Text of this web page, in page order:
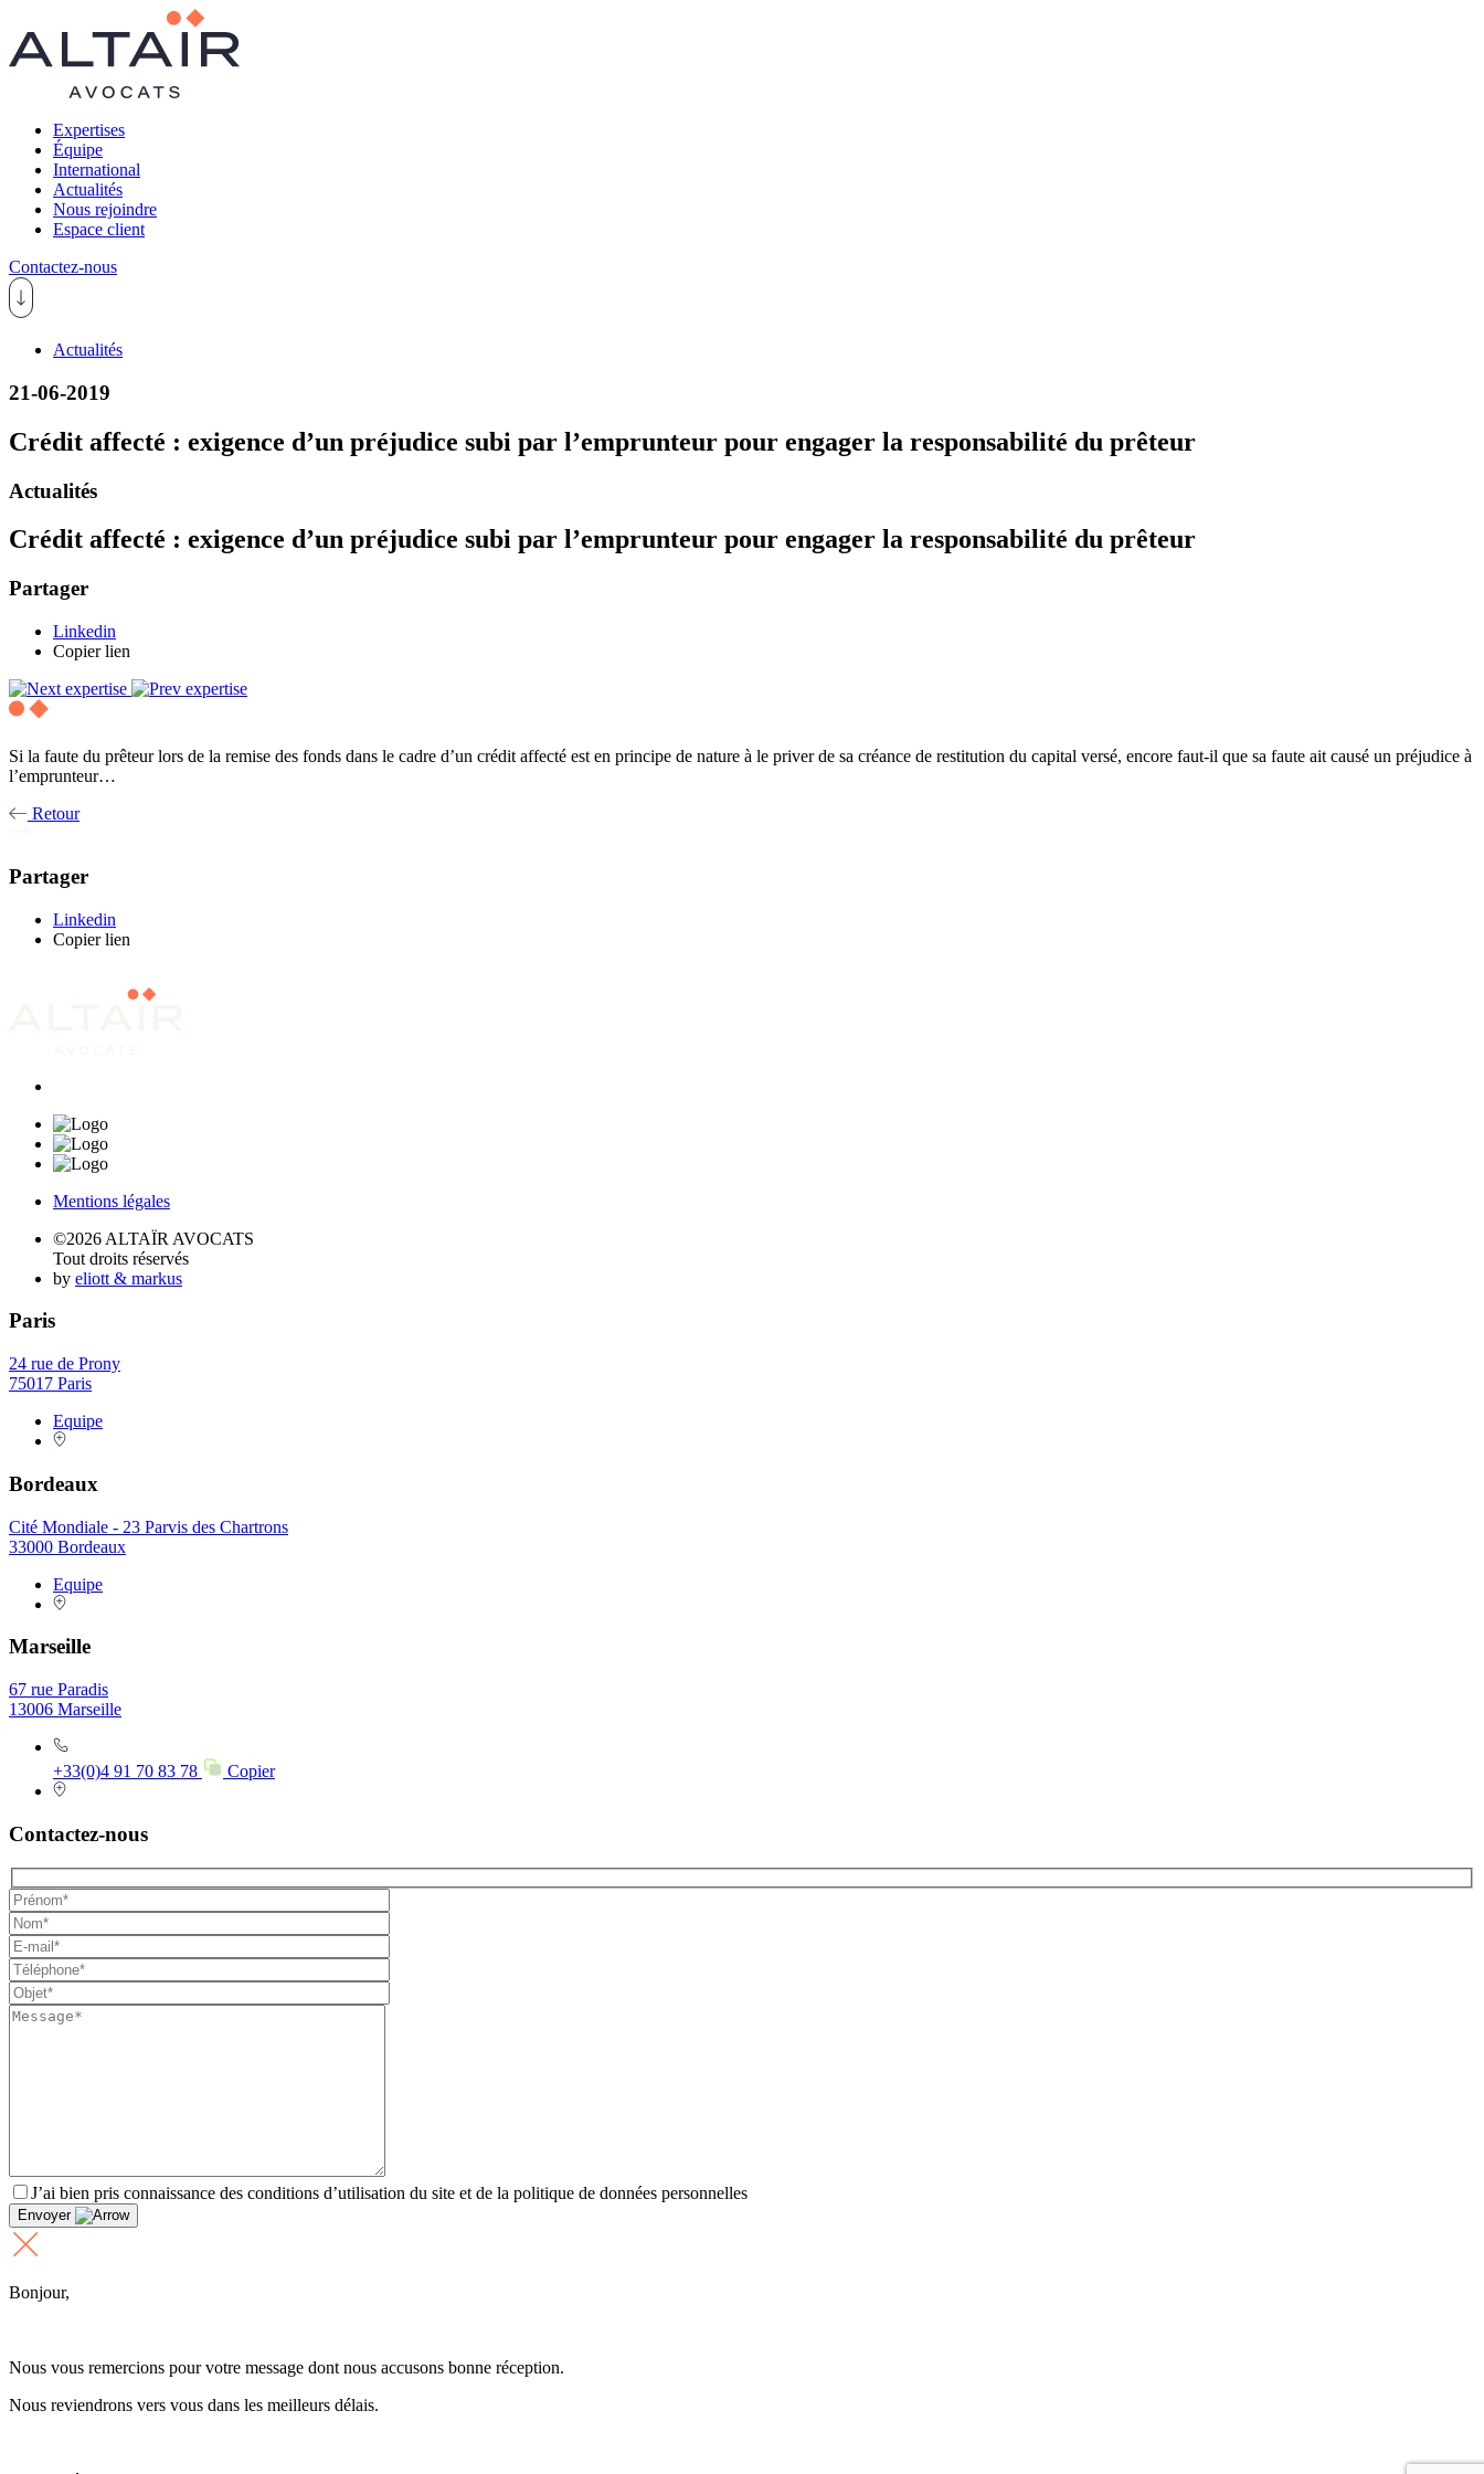
Expertises
Équipe
International
Actualités
Nous rejoindre
Espace client
Contactez-nous
Actualités
21-06-2019
Crédit affecté : exigence d’un préjudice subi par l’emprunteur pour engager la responsabilité du prêteur
Actualités
Crédit affecté : exigence d’un préjudice subi par l’emprunteur pour engager la responsabilité du prêteur
Partager
Linkedin
Copier lien
Si la faute du prêteur lors de la remise des fonds dans le cadre d’un crédit affecté est en principe de nature à le priver de sa créance de restitution du capital versé, encore faut-il que sa faute ait causé un préjudice à
l’emprunteur…
Retour
Partager
Linkedin
Copier lien
Mentions légales
©2026 ALTAÏR AVOCATS
Tout droits réservés
by eliott & markus
Paris
24 rue de Prony
75017 Paris
Equipe
Bordeaux
Cité Mondiale - 23 Parvis des Chartrons
33000 Bordeaux
Equipe
Marseille
67 rue Paradis
13006 Marseille
+33(0)4 91 70 83 78 Copier
Contactez-nous
J’ai bien pris connaissance des conditions d’utilisation du site et de la politique de données personnelles
Envoyer
Bonjour,
Nous vous remercions pour votre message dont nous accusons bonne réception.
Nous reviendrons vers vous dans les meilleurs délais.